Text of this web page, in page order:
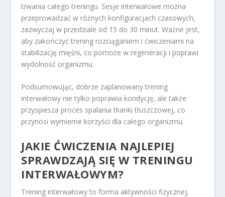
trwania całego treningu. Sesje interwałowe można
przeprowadzać w różnych konfiguracjach czasowych,
zazwyczaj w przedziale od 15 do 30 minut. Ważne jest,
aby zakończyć trening rozciąganiem i ćwiczeniami na
stabilizację mięśni, co pomoże w regeneracji i poprawi
wydolność organizmu.
Podsumowując, dobrze zaplanowany trening
interwałowy nie tylko poprawia kondycję, ale także
przyspiesza proces spalania tkanki tłuszczowej, co
przynosi wymierne korzyści dla całego organizmu.
JAKIE ĆWICZENIA NAJLEPIEJ
SPRAWDZAJĄ SIĘ W TRENINGU
INTERWAŁOWYM?
Trening interwałowy to forma aktywności fizycznej,